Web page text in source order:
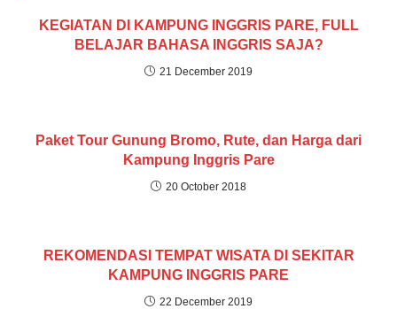
KEGIATAN DI KAMPUNG INGGRIS PARE, FULL
BELAJAR BAHASA INGGRIS SAJA?
21 December 2019
Paket Tour Gunung Bromo, Rute, dan Harga dari
Kampung Inggris Pare
20 October 2018
REKOMENDASI TEMPAT WISATA DI SEKITAR
KAMPUNG INGGRIS PARE
22 December 2019